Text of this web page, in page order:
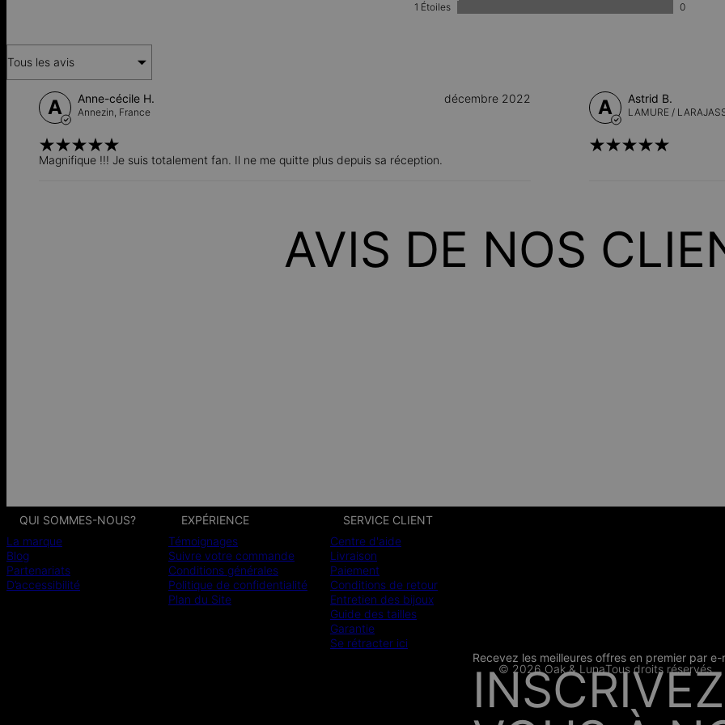
1 Étoiles
0
Tous les avis
A Anne-cécile H.
Annezin, France
décembre 2022
Magnifique !!! Je suis totalement fan. Il ne me quitte plus depuis sa réception.
A Astrid B.
LAMURE /
AVIS DE NOS
Recevez les meilleures offres en premier par e-
QUI SOMMES-NOUS?
La marque
Blog
Partenariats
D’accessibilité
EXPÉRIENCE
Témoignages
Suivre votre commande
Conditions générales
Politique de confidentialité
Plan du Site
SERVICE CLIENT
Centre d'aide
Livraison
Paiement
Conditions de retour
Entretien des bijoux
Guide des tailles
Garantie
Se rétracter ici
CB SSL
© 2026 Oak & LunaTous droits réservés